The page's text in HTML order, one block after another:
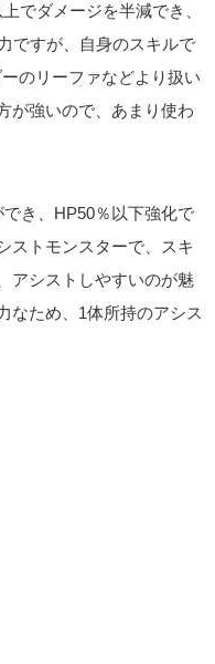
でダメージを半減でき、
ですが、自身のスキルで
のリーファなどより扱い
が強いので、あまり使わ
き、HP50％以下強化で
ストモンスターで、スキ
アシストしやすいのが魅
なため、1体所持のアシス